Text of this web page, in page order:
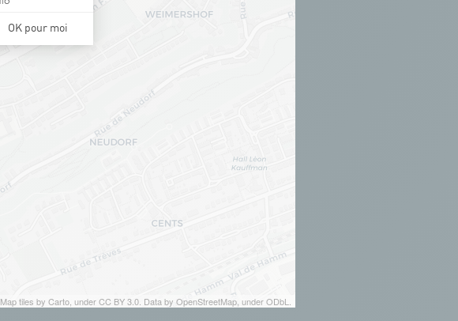
Map tiles by Carto, under CC BY 3.0. Data by OpenStreetMap, under ODbL.